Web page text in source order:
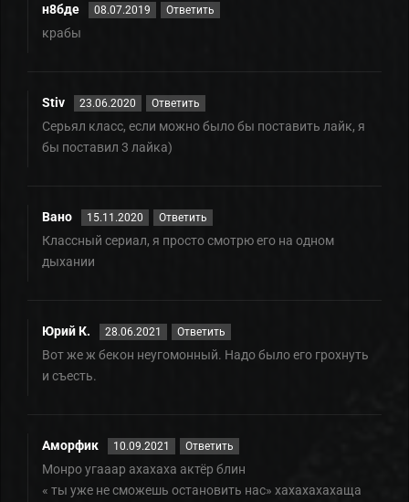
н8бде 08.07.2019 Ответить
крабы
Stiv 23.06.2020 Ответить
Серьял класс, если можно было бы поставить лайк, я
бы поставил 3 лайка)
Вано 15.11.2020 Ответить
Классный сериал, я просто смотрю его на одном
дыхании
Юрий К. 28.06.2021 Ответить
Вот же ж бекон неугомонный. Надо было его грохнуть
и съесть.
Аморфик 10.09.2021 Ответить
Монро угааар ахахаха актёр блин
« ты уже не сможешь остановить нас» хахахахахаща